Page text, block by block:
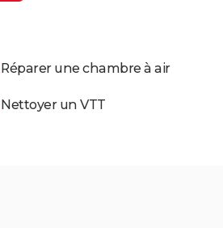
Réparer une chambre à air
Nettoyer un VTT